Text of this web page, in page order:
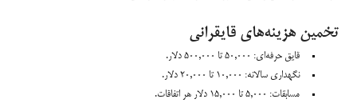
تخمین هزینه‌های قایقرانی
قایق حرفه‌ای: ۵۰,۰۰۰ تا ۵۰۰,۰۰۰ دلار.
نگهداری سالانه: ۱۰,۰۰۰ تا ۲۰,۰۰۰ دلار.
مسابقات: ۵,۰۰۰ تا ۱۵,۰۰۰ دلار هر اتفاقات.